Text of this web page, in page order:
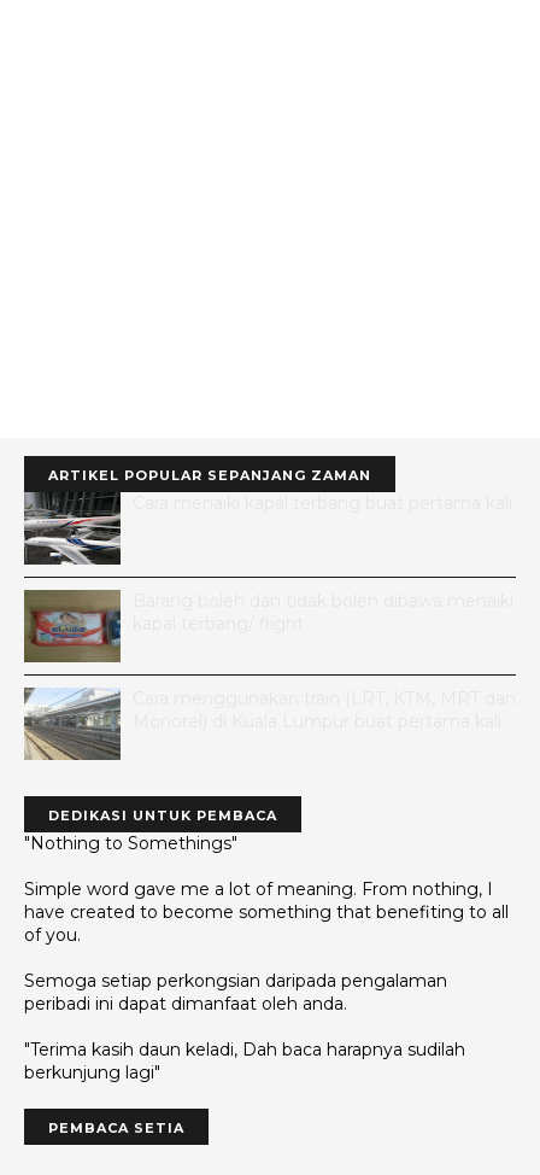
ARTIKEL POPULAR SEPANJANG ZAMAN
DEDIKASI UNTUK PEMBACA
"Nothing to Somethings"
Simple word gave me a lot of meaning. From nothing, I
have created to become something that benefiting to all
of you.
Semoga setiap perkongsian daripada pengalaman
peribadi ini dapat dimanfaat oleh anda.
"Terima kasih daun keladi, Dah baca harapnya sudilah
berkunjung lagi"
PEMBACA SETIA